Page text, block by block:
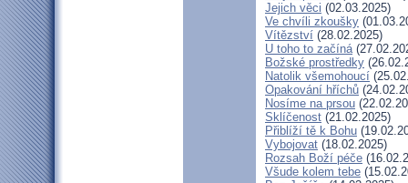
Jejich věci (02.03.2025)
Ve chvíli zkoušky
Vítězství (28.02.2025)
U toho to začíná
Božské prostředky
Natolik všemohoucí
Opakování hříchů
Nosíme na prsou
Sklíčenost (21.02.2025)
Přiblíží tě k Bohu
Vybojovat (18.02.2025)
Rozsah Boží péče
Všude kolem tebe